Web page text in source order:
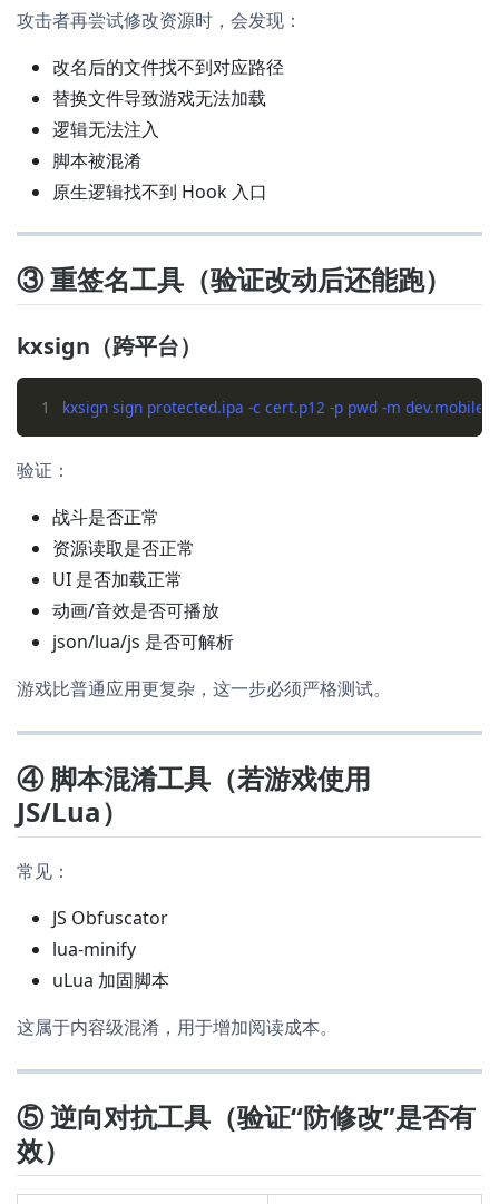
攻击者再尝试修改资源时，会发现：
改名后的文件找不到对应路径
替换文件导致游戏无法加载
逻辑无法注入
脚本被混淆
原生逻辑找不到 Hook 入口
③ 重签名工具（验证改动后还能跑）
kxsign（跨平台）
1
验证：
战斗是否正常
资源读取是否正常
UI 是否加载正常
动画/音效是否可播放
json/lua/js 是否可解析
游戏比普通应用更复杂，这一步必须严格测试。
④ 脚本混淆工具（若游戏使用
JS/Lua）
常见：
JS Obfuscator
lua-minify
uLua 加固脚本
这属于内容级混淆，用于增加阅读成本。
⑤ 逆向对抗工具（验证“防修改”是否有
效）